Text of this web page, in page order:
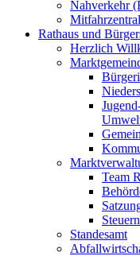
Nahverkehr
Rathaus und
Herzlich
Team
Standesamt